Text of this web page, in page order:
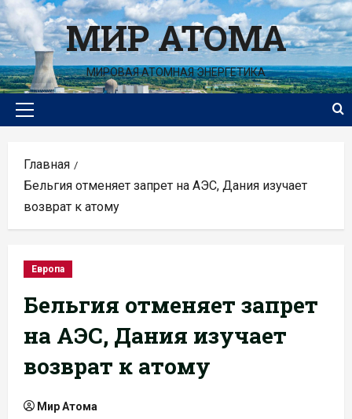
Перейти
к
содержимомуМИР АТОМА
МИРОВАЯ АТОМНАЯ ЭНЕРГЕТИКА
Основное
Главная
Бельгия отменяет запрет на АЭС, Дания изучает
возврат к атому
Европа
Бельгия отменяет запрет
на АЭС, Дания изучает
возврат к атому
Мир Атома